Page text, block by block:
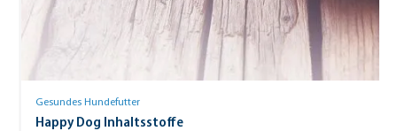
Gesundes Hundefutter
Happy Dog Inhaltsstoffe